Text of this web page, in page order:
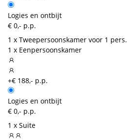
Logies en ontbijt
€ 0,- p.p.
1 x Tweepersoonskamer voor 1 pers.
1 x Eenpersoonskamer
+€ 188,- p.p.
Logies en ontbijt
€ 0,- p.p.
1 x Suite